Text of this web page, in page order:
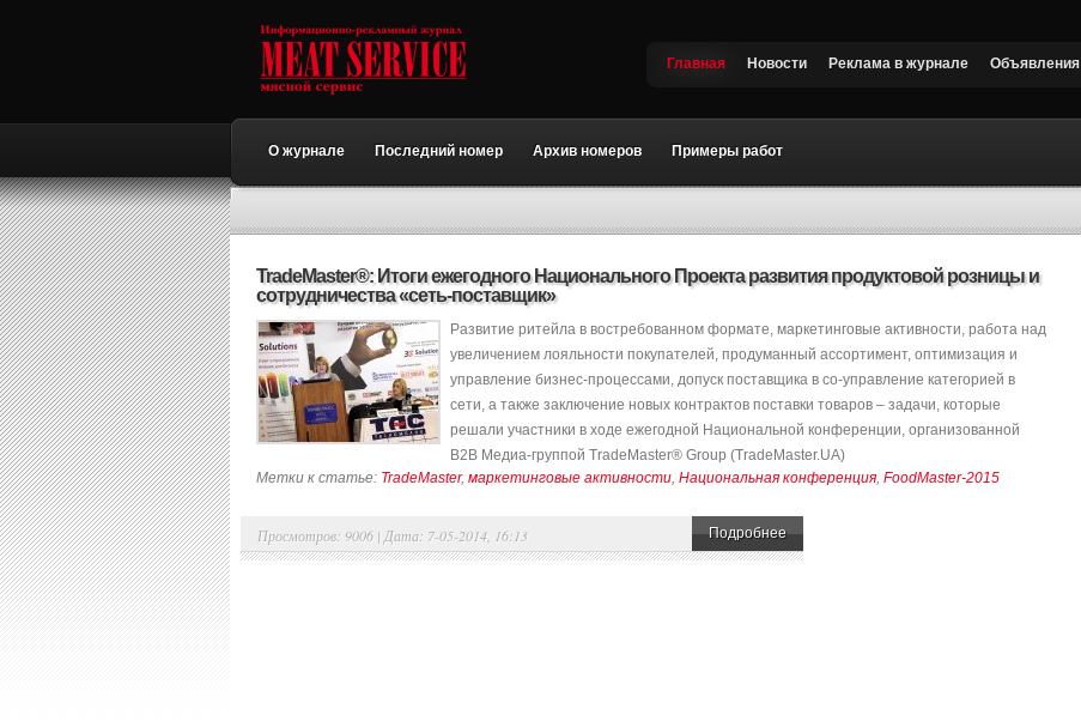
Главная Новости Реклама в журнале Объявления
О журнале Последний номер Архив номеров Примеры работ
TradeMaster®: Итоги ежегодного Национального Проекта развития продуктовой розницы и
сотрудничества «сеть-поставщик»
Развитие ритейла в востребованном формате, маркетинговые активности, работа над
увеличением лояльности покупателей, продуманный ассортимент, оптимизация и
управление бизнес-процессами, допуск поставщика в со-управление категорией в
сети, а также заключение новых контрактов поставки товаров – задачи, которые
решали участники в ходе ежегодной Национальной конференции, организованной
В2В Медиа-группой TradeMaster® Group (TradeMaster.UA)
Метки к статье: TradeMaster, маркетинговые активности, Национальная конференция, FoodMaster-2015
Просмотров: 9006 | Дата: 7-05-2014, 16:13 Подробнее